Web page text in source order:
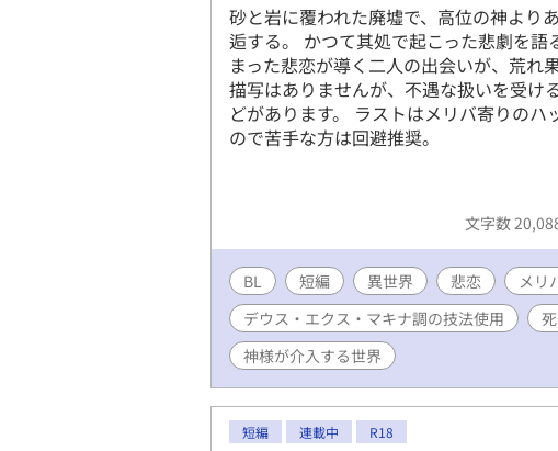
砂と岩に覆われた廃墟で、高位の神より
逅する。 かつて其処で起こった悲劇を
まった悲恋が導く二人の出会いが、荒れ
描写はありませんが、不遇な扱いを受け
どがあります。 ラストはメリバ寄りの
ので苦手な方は回避推奨。
文字数
BL 短編 異世界 悲恋
メリ
デウス・エクス・マキナ調の技法使用
神様が介入する世界
短編 連載中 R18